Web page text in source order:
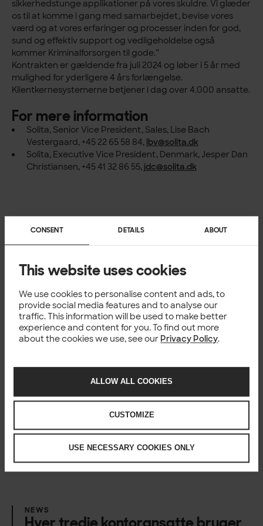
CONSENT DETAILS ABOUT
This website uses cookies
We use cookies to personalise content and ads, to
provide social media features and to analyse our
traffic. This information will be used to make better
experience and content for you. To find out more
about the cookies we use, see our Privacy Policy.
ALLOW ALL COOKIES
CUSTOMIZE
USE NECESSARY COOKIES ONLY
sikkerhedstunge applikationer på vores skuldre. Vi glæder
os til at komme i gang med samarbejdet, bevise vores
værd og at vores erfaringer og processer inden for god,
sund og effektiv support og vedligeholdelse også
kommer Kriminalforsorgen til gode.”
Kontrakten er gældende fra juli 2024 og løber i 5 år med
mulighed for yderligere 4 års forlængelse.
Klientkernesystemerne betjener i dag over 4.000 ansatte.
For mere information
Solita, Senior Vice President, Sales, Lise Bach
Vestergaard, +45 22 65 58 84, lbv@solita.dk
Solita, Executive Vice President, Denmark, Jesper Dan
Christiansen, +45 41 32 86 55, jdc@solita.dk
Happening now
NEWS
Solita åbner for Anthropics
Claude-modeller med
dataplacering i EU
NEWS
Ny dataindsamlingsportal skal
gøre genbrug synligt og styrke
den cirkulære økonomi
2 Jun 2026
NEWS